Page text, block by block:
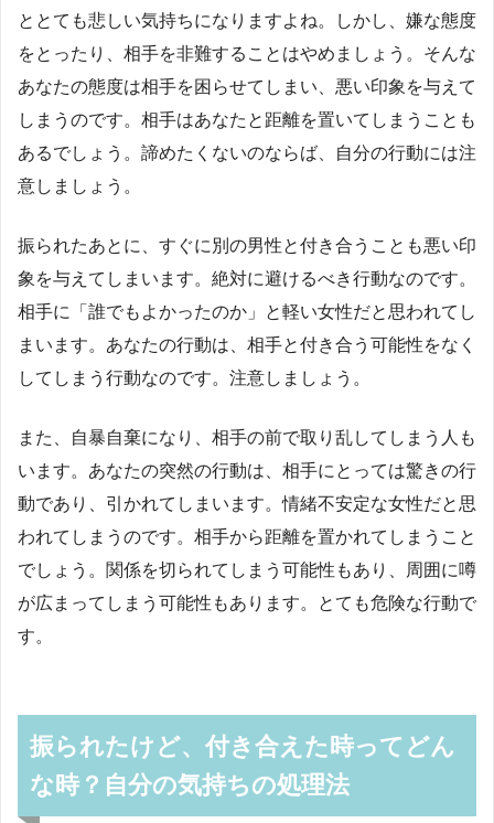
ととても悲しい気持ちになりますよね。しかし、嫌な態度
をとったり、相手を非難することはやめましょう。そんな
あなたの態度は相手を困らせてしまい、悪い印象を与えて
しまうのです。相手はあなたと距離を置いてしまうことも
あるでしょう。諦めたくないのならば、自分の行動には注
意しましょう。
振られたあとに、すぐに別の男性と付き合うことも悪い印
象を与えてしまいます。絶対に避けるべき行動なのです。
相手に「誰でもよかったのか」と軽い女性だと思われてし
まいます。あなたの行動は、相手と付き合う可能性をなく
してしまう行動なのです。注意しましょう。
また、自暴自棄になり、相手の前で取り乱してしまう人も
います。あなたの突然の行動は、相手にとっては驚きの行
動であり、引かれてしまいます。情緒不安定な女性だと思
われてしまうのです。相手から距離を置かれてしまうこと
でしょう。関係を切られてしまう可能性もあり、周囲に噂
が広まってしまう可能性もあります。とても危険な行動で
す。
振られたけど、付き合えた時ってどん
な時？自分の気持ちの処理法